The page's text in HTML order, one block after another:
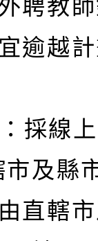
聘教
逾越
採線上
及縣
直轄